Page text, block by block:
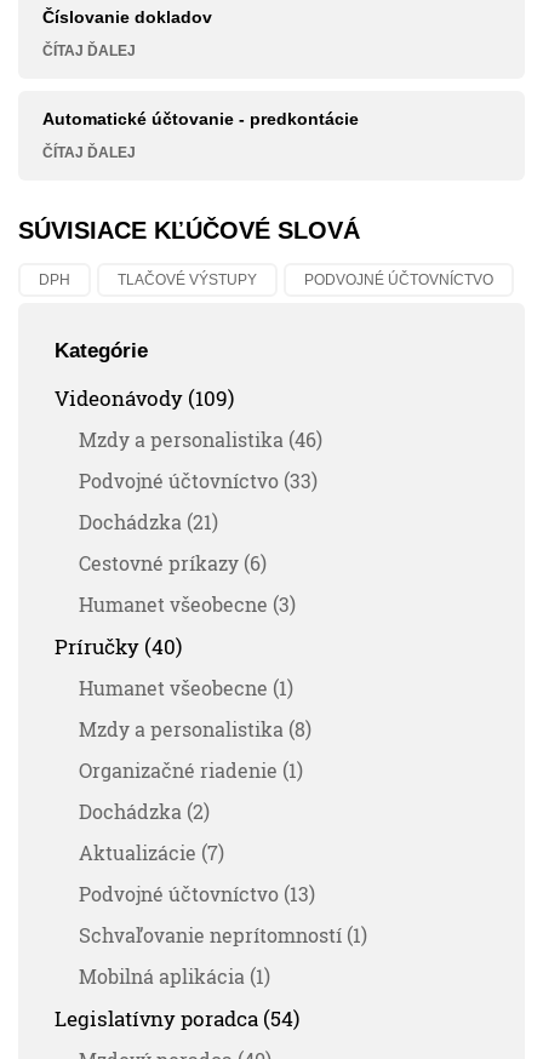
Číslovanie dokladov
ČÍTAJ ĎALEJ
Automatické účtovanie - predkontácie
ČÍTAJ ĎALEJ
SÚVISIACE KĽÚČOVÉ SLOVÁ
DPH TLAČOVÉ VÝSTUPY PODVOJNÉ ÚČTOVNÍCTVO
Kategórie
Videonávody (109)
Mzdy a personalistika (46)
Podvojné účtovníctvo (33)
Dochádzka (21)
Cestovné príkazy (6)
Humanet všeobecne (3)
Príručky (40)
Humanet všeobecne (1)
Mzdy a personalistika (8)
Organizačné riadenie (1)
Dochádzka (2)
Aktualizácie (7)
Podvojné účtovníctvo (13)
Schvaľovanie neprítomností (1)
Mobilná aplikácia (1)
Legislatívny poradca (54)